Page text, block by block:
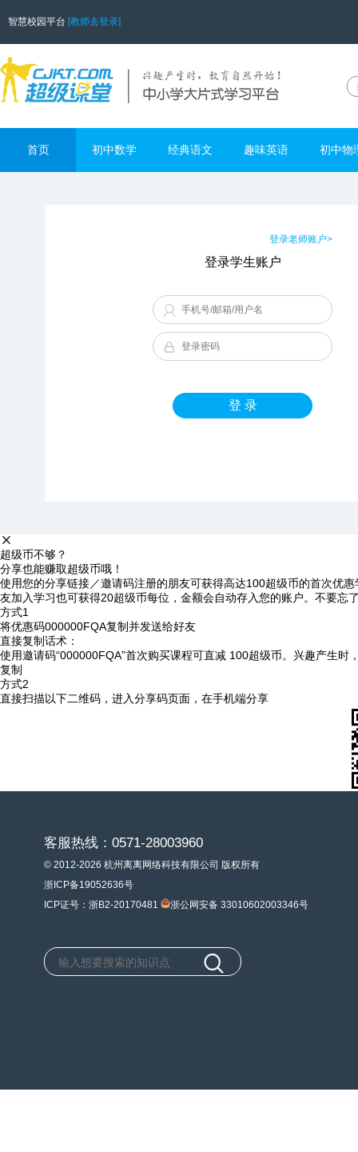
智慧校园平台 [教师去登录]
首页 初中数学 经典语文 趣味英语 初中物
登录老师账户>
登录学生账户
登 录
超级币不够？
分享也能赚取超级币哦！
使用您的分享链接／邀请码注册的朋友可获得高达100超级币的首次优
友加入学习也可获得20超级币每位，金额会自动存入您的账户。不要忘
方式1
将优惠码000000FQA复制并发送给好友
直接复制话术：
使用邀请码“000000FQA”首次购买课程可直减 100超级币。兴趣产生时
复制
方式2
直接扫描以下二维码，进入分享码页面，在手机端分享
客服热线：0571-28003960
© 2012-2026 杭州离离网络科技有限公司 版权所有
浙ICP备19052636号
ICP证号：浙B2-20170481
浙公网安备 33010602003346号